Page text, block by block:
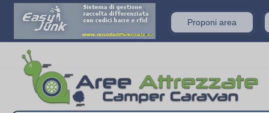
Proponi area